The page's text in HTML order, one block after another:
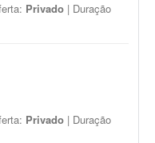
Privado | Duração
Privado | Duração